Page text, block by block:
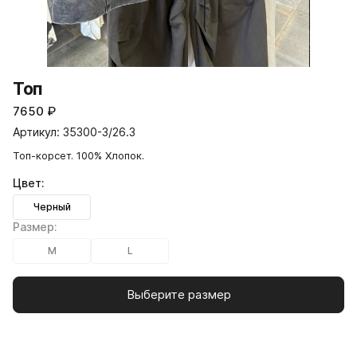
Топ
7650 ₽
Артикул: 35300-3/26.3
Топ-корсет. 100% Хлопок.
Цвет:
Черный
Размер:
M L
Выберите размер